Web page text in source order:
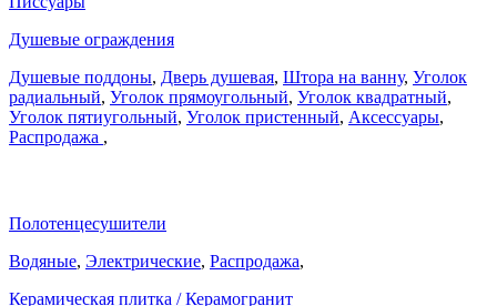
Душевые ограждения
Душевые поддоны, Дверь душевая, Штора на ванну, Уголок
радиальный, Уголок прямоугольный, Уголок квадратный,
Уголок пятиугольный, Уголок пристенный, Аксессуары,
Распродажа ,
Полотенцесушители
Водяные, Электрические, Распродажа,
Керамическая плитка / Керамогранит